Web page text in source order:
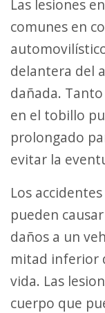
Las lesiones en las rodillas y los tobillos son
comunes en
delantera del
dañada.
en el tobillo
prolongado
evitar la
Los accidentes automovilísticos graves
pueden
daños a un
mitad inferior
vida. Las
cuerpo que